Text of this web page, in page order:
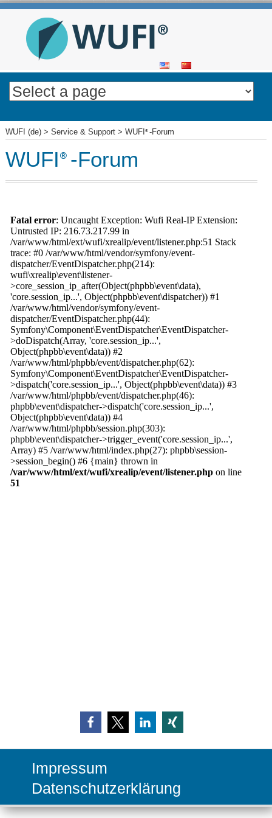
SKIP
TO
CONTENT
WUFI (de)> Service & Support> WUFI ®-Forum
WUFI® -Forum
Impressum
Datenschutzerklärung